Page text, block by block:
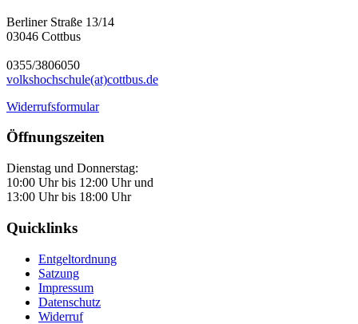
Berliner Straße 13/14
03046 Cottbus
0355/3806050
volkshochschule(at)cottbus.de
Widerrufsformular
Öffnungszeiten
Dienstag und Donnerstag:
10:00 Uhr bis 12:00 Uhr und
13:00 Uhr bis 18:00 Uhr
Quicklinks
Entgeltordnung
Satzung
Impressum
Datenschutz
Widerruf